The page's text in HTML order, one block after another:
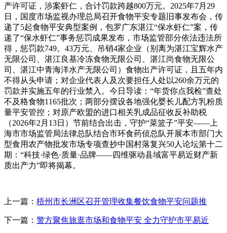
产许可证，涉案虾仁，合计罚款跨越800万元。2025年7月29
日，国度市场监视办理总局召开食物平安专题旧事发布会，传
递了5起食物平安典型案例，包罗广东湛江“保水虾仁”案，传
递了“保水虾仁”事务惩罚成果发布，市场监管部分依法违法所
得，惩罚款749。43万元、吊销4家企业（别离为湛江宝辉水产
无限公司、湛江良基冷冻食物无限公司、湛江尚食物无限公
司、湛江中青海洋水产无限公司）食物出产许可证，且五年内
不得从头申请；对企业代表人及次要担任人处以260余万元的
罚款并实施五年的行业禁入。今日导读：“年货你点我检”查处
不及格食物1165批次；两部分摆设各地强化婴长儿配方乳粉质
量平安管控；对原产欧盟的进口相关乳成品征收反补助税
（2026年2月13日）节前结合出击，守护“菜篮子”平安——上
海市市场监管局法律总队结合市环食药侦总队开展本市部门大
型食用农产物批发市场专项查抄中国村落复兴50人论坛第十二
期：“科技·绿色·质量·品牌——四维驱动县域富平易近财产新
质出产力”即将揭幕。
上一篇： 梧州市长洲区召开管理收集餐饮食物平安问题推
下一篇： 警方聚焦旅逛市场和食物平安 全力守护市平易近